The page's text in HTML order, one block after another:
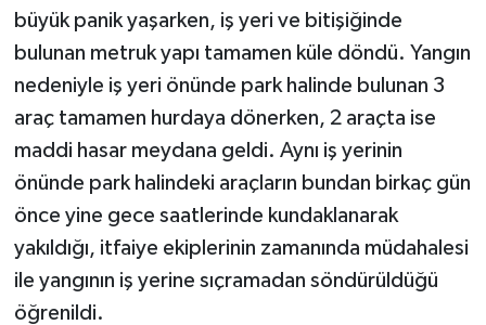
büyük panik yaşarken, iş yeri ve bitişiğinde
bulunan metruk yapı tamamen küle döndü. Yangın
nedeniyle iş yeri önünde park halinde bulunan 3
araç tamamen hurdaya dönerken, 2 araçta ise
maddi hasar meydana geldi. Aynı iş yerinin
önünde park halindeki araçların bundan birkaç gün
önce yine gece saatlerinde kundaklanarak
yakıldığı, itfaiye ekiplerinin zamanında müdahalesi
ile yangının iş yerine sıçramadan söndürüldüğü
öğrenildi.
YEREL
Yerel Haberler